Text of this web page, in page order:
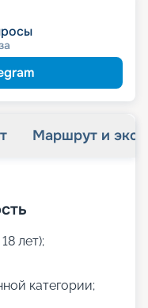
Маршрут и
лет);
категории;